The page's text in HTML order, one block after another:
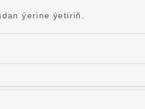
ýerine ýetiriň.